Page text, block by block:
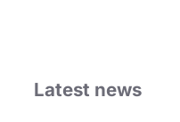
Latest news